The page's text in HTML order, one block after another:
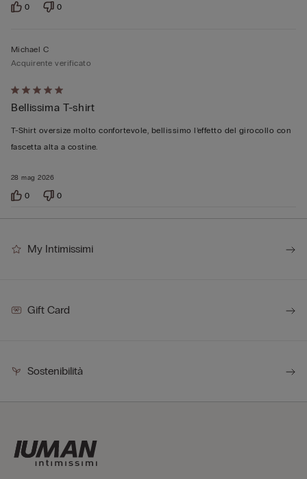
0 0
Valutato
5
su
5
28 mag 2026
Michael C
Acquirente verificato
Bellissima T-shirt
T-Shirt oversize molto confortevole, bellissimo l’effetto del girocollo con
fascetta alta a costine.
0 0
My Intimissimi
Gift Card
Sostenibilità